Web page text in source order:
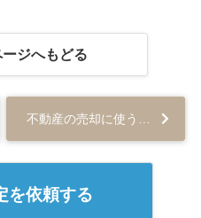
ジへもどる
を依頼する